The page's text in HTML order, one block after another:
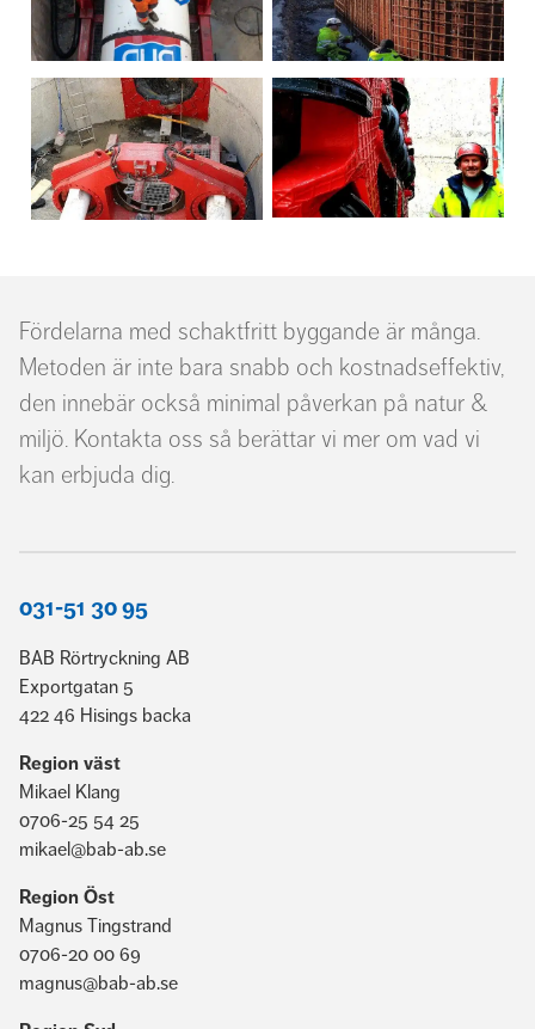
Fördelarna med schaktfritt byggande är många.
Metoden är inte bara snabb och kostnadseffektiv,
den innebär också minimal påverkan på natur &
miljö. Kontakta oss så berättar vi mer om vad vi
kan erbjuda dig.
031-51 30 95
BAB Rörtryckning AB
Exportgatan 5
422 46 Hisings backa
Region väst
Mikael Klang
0706-25 54 25
mikael@bab-ab.se
Region Öst
Magnus Tingstrand
0706-20 00 69
magnus@bab-ab.se